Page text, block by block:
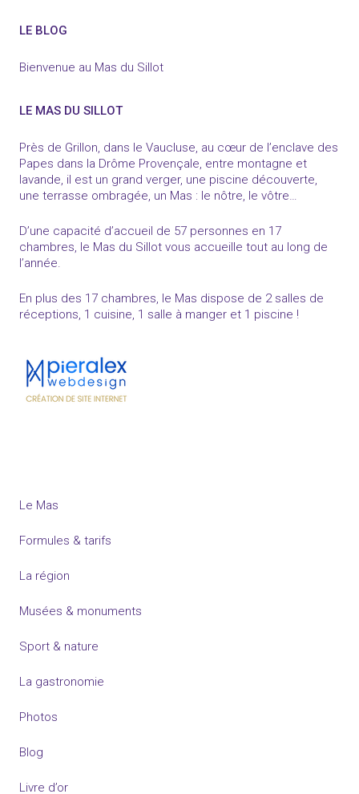
LE BLOG
Bienvenue au Mas du Sillot
LE MAS DU SILLOT
Près de Grillon, dans le Vaucluse, au cœur de l’enclave des
Papes dans la Drôme Provençale, entre montagne et
lavande, il est un grand verger, une piscine découverte,
une terrasse ombragée, un Mas : le nôtre, le vôtre…
D’une capacité d’accueil de 57 personnes en 17
chambres, le Mas du Sillot vous accueille tout au long de
l’année.
En plus des 17 chambres, le Mas dispose de 2 salles de
réceptions, 1 cuisine, 1 salle à manger et 1 piscine !
Le Mas
Formules & tarifs
La région
Musées & monuments
Sport & nature
La gastronomie
Photos
Blog
Livre d’or